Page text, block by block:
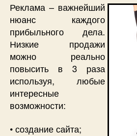
Реклама – важнейший
нюанс каждого
прибыльного дела.
Низкие продажи
можно реально
повысить в 3 раза
используя, любые
интересные
возможности:
• создание сайта;